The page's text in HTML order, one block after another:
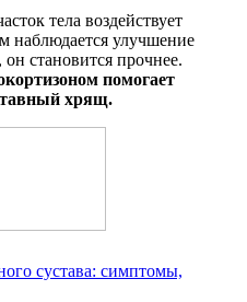
тела воздействует
наблюдается улучшение
становится прочнее.
помогает
хрящ.
сустава: симптомы,